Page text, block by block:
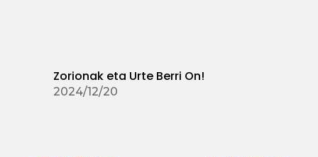
Zorionak eta Urte Berri On!
2024/12/20